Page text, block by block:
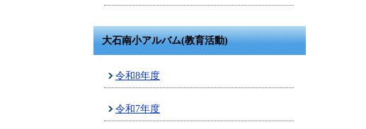
大石南小アルバム(教育活動)
令和8年度
令和7年度